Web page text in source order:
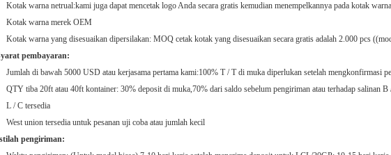
Kotak warna netrual:kami juga dapat mencetak logo Anda secara gratis kemudian menempelkannya pada kotak
Kotak warna merek OEM
Kotak warna yang disesuaikan dipersilakan: MOQ cetak kotak yang disesuaikan secara gratis adalah 2.000 pcs
pembayaran:
Jumlah di bawah 5000 USD atau kerjasama pertama kami:100% T / T di muka diperlukan setelah mengkonfirmasi
QTY tiba 20ft atau 40ft kontainer: 30% deposit di muka,70% dari saldo sebelum pengiriman atau terhadap salinan B
L / C tersedia
West union tersedia untuk pesanan uji coba atau jumlah kecil
pengiriman: